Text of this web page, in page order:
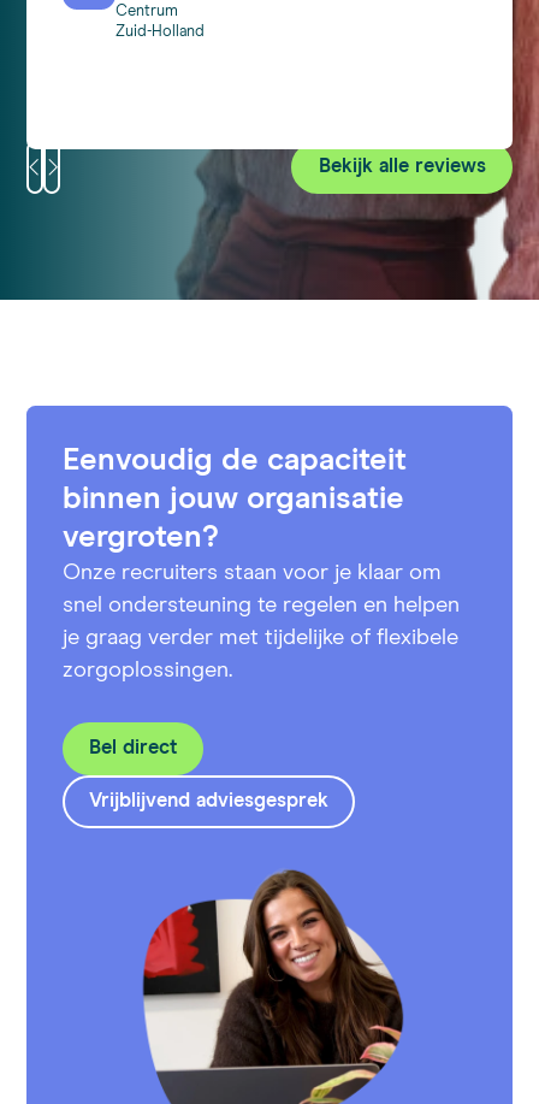
Centrum
Zuid-Holland
Bekijk alle reviews
Eenvoudig de capaciteit
binnen jouw organisatie
vergroten?
Onze recruiters staan voor je klaar om
snel ondersteuning te regelen en helpen
je graag verder met tijdelijke of flexibele
zorgoplossingen.
Bel direct
Vrijblijvend adviesgesprek